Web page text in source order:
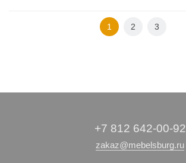
1 2 3
+7 812 642-00-92
zakaz@mebelsburg.ru